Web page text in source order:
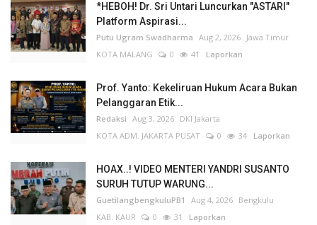
*HEBOH! Dr. Sri Untari Luncurkan "ASTARI"
Platform Aspirasi...
Putu Ugram Swadharma Aug 2, 2026 Jawa Timur
KOTA MALANG
0 41 Laporkan
Prof. Yanto: Kekeliruan Hukum Acara Bukan
Pelanggaran Etik...
Redaksi Aug 3, 2026 DKI Jakarta
KOTA ADM. JAKARTA PUSAT
0 34 Laporkan
HOAX..! VIDEO MENTERI YANDRI SUSANTO
SURUH TUTUP WARUNG...
GuetilangbengkuluPB1 Aug 4, 2026 Bengkulu
KAB. KAUR
0 31 Laporkan